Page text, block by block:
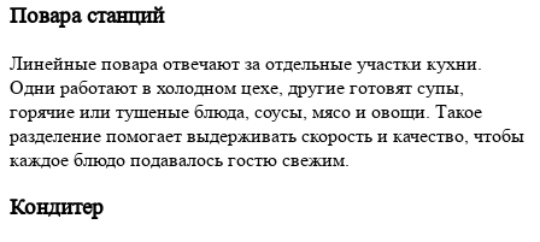
Повара станций
Линейные повара отвечают за отдельные участки кухни.
Одни работают в холодном цехе, другие готовят супы,
горячие или тушеные блюда, соусы, мясо и овощи. Такое
разделение помогает выдерживать скорость и качество, чтобы
каждое блюдо подавалось гостю свежим.
Кондитер